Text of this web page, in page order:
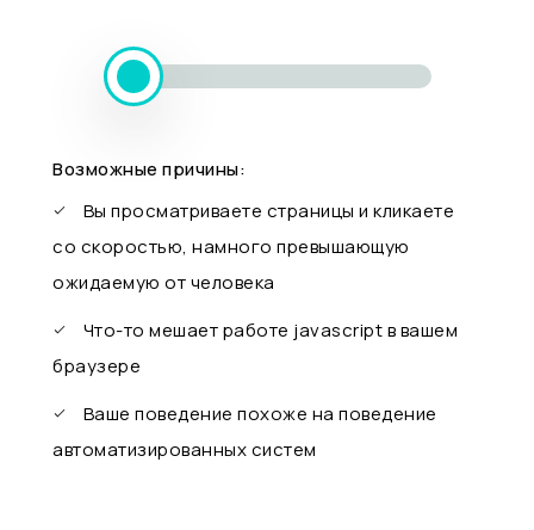
Возможные причины:
Вы просматриваете страницы и кликаете
со скоростью, намного превышающую
ожидаемую от человека
Что-то мешает работе javascript в вашем
браузере
Ваше поведение похоже на поведение
автоматизированных систем